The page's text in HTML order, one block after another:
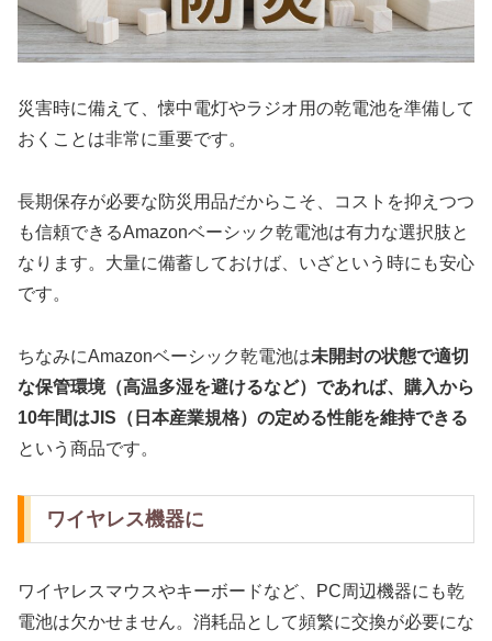
災害時に備えて、懐中電灯やラジオ用の乾電池を準備して
おくことは非常に重要です。
長期保存が必要な防災用品だからこそ、コストを抑えつつ
も信頼できるAmazonベーシック乾電池は有力な選択肢と
なります。大量に備蓄しておけば、いざという時にも安心
です。
ちなみにAmazonベーシック乾電池は未開封の状態で適切
な保管環境（高温多湿を避けるなど）であれば、購入から
10年間はJIS（日本産業規格）の定める性能を維持できる
という商品です。
ワイヤレス機器に
ワイヤレスマウスやキーボードなど、PC周辺機器にも乾
電池は欠かせません。消耗品として頻繁に交換が必要にな